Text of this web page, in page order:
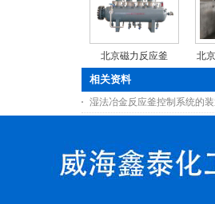
北京磁力反应釜 北
相关资料
湿法冶金反应釜控制系统的